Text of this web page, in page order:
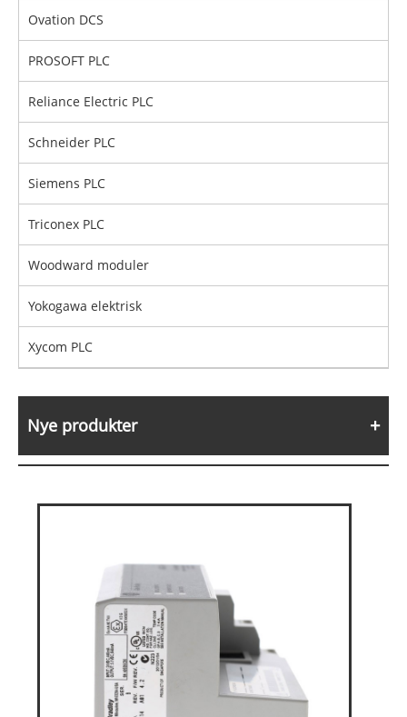
Ovation DCS
PROSOFT PLC
Reliance Electric PLC
Schneider PLC
Siemens PLC
Triconex PLC
Woodward moduler
Yokogawa elektrisk
Xycom PLC
Nye produkter